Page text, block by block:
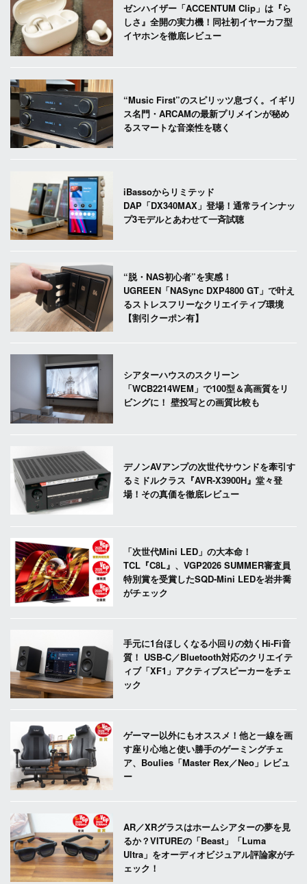
ゼンハイザー「ACCENTUM Clip」は『ら
しさ』全開の実力機！同社初イヤーカフ型
イヤホンを徹底レビュー
“Music First”のスピリッツ息づく。イギリ
ス名門・ARCAMの最新プリメインが秘め
るスマートな音楽性を聴く
iBassoからリミテッド
DAP「DX340MAX」登場！通常ラインナッ
プ3モデルとあわせて一斉試聴
“脱・NAS初心者”を実感！
UGREEN「NASync DXP4800 GT」で叶え
るストレスフリーなクリエイティブ環境
【割引クーポン有】
シアターハウスのスクリーン
「WCB2214WEM」で100型＆高画質をリ
ビングに！ 壁投写との画質比較も
デノンAVアンプの次世代サウンドを牽引す
るミドルクラス『AVR-X3900H』堂々登
場！その真価を徹底レビュー
「次世代Mini LED」の大本命！
TCL『C8L』、VGP2026 SUMMER審査員
特別賞を受賞したSQD-Mini LEDを岩井喬
がチェック
手元に1台ほしくなる小回りの効くHi-Fi音
質！ USB-C／Bluetooth対応のクリエイテ
ィブ「XF1」アクティブスピーカーをチェ
ック
ゲーマー以外にもオススメ！他と一線を画
す座り心地と使い勝手のゲーミングチェ
ア、Boulies「Master Rex／Neo」レビュ
ー
AR／XRグラスはホームシアターの夢を見
るか？VITUREの「Beast」「Luma
Ultra」をオーディオビジュアル評論家がチ
ェック！